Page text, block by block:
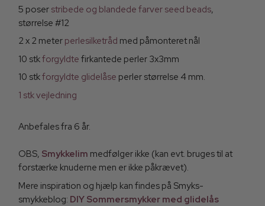
5 poser stribede og blandede farver seed beads,
størrelse #12
2 x 2 meter perlesilketråd med påmonteret nål
10 stkforgyldte firkantede perler 3x3mm
10 stkforgyldte glidelåse perler størrelse 4 mm.
1 stk vejledning
Anbefales fra 6 år.
OBS, Smykkelim medfølger ikke (kan evt. bruges til at
forstærke knuderne men er ikke påkrævet).
Mere inspiration og hjælp kan findes på Smyks-
smykkeblog: DIY Sommersmykker med glidelås